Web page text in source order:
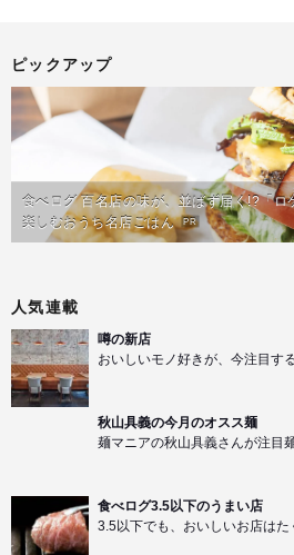
ピックアップ
食べログ 百名店の味が、並ばず届く!?「ロ
楽しむおうち名店ごはん PR
人気連載
噂の新店
おいしいモノ好きが、今注目す
秋山具義の今月のオスス麺
麺マニアの秋山具義さんが注目
食べログ3.5以下のうまい店
3.5以下でも、おいしいお店はた